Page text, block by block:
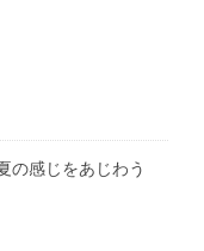
の感じをあじわう